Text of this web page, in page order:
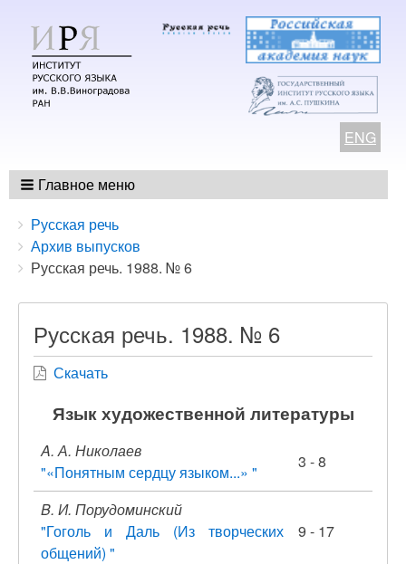
ENG
Главное меню
Breadcrumbs
You
are
here:
Русская речь
Архив выпусков
Русская речь. 1988. № 6
Русская речь. 1988. № 6
Скачать
Язык художественной литературы
A. А. Николаев
"«Понятным сердцу языком...» "
3 - 8
B. И. Порудоминский
"Гоголь и Даль (Из творческих
общений) "
9 - 17